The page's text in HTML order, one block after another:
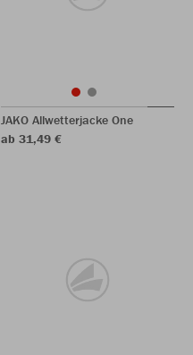
JAKO Allwetterjacke One
ab 31,49 €